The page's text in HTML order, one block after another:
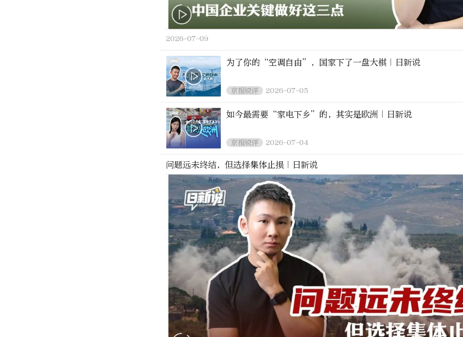
2026-07-09
为了你的“空调自由”，国家下了一盘大棋｜日新说
京报锐评 2026-07-05
如今最需要“家电下乡”的，其实是欧洲｜日新说
京报锐评 2026-07-04
问题远未终结，但选择集体止损｜日新说